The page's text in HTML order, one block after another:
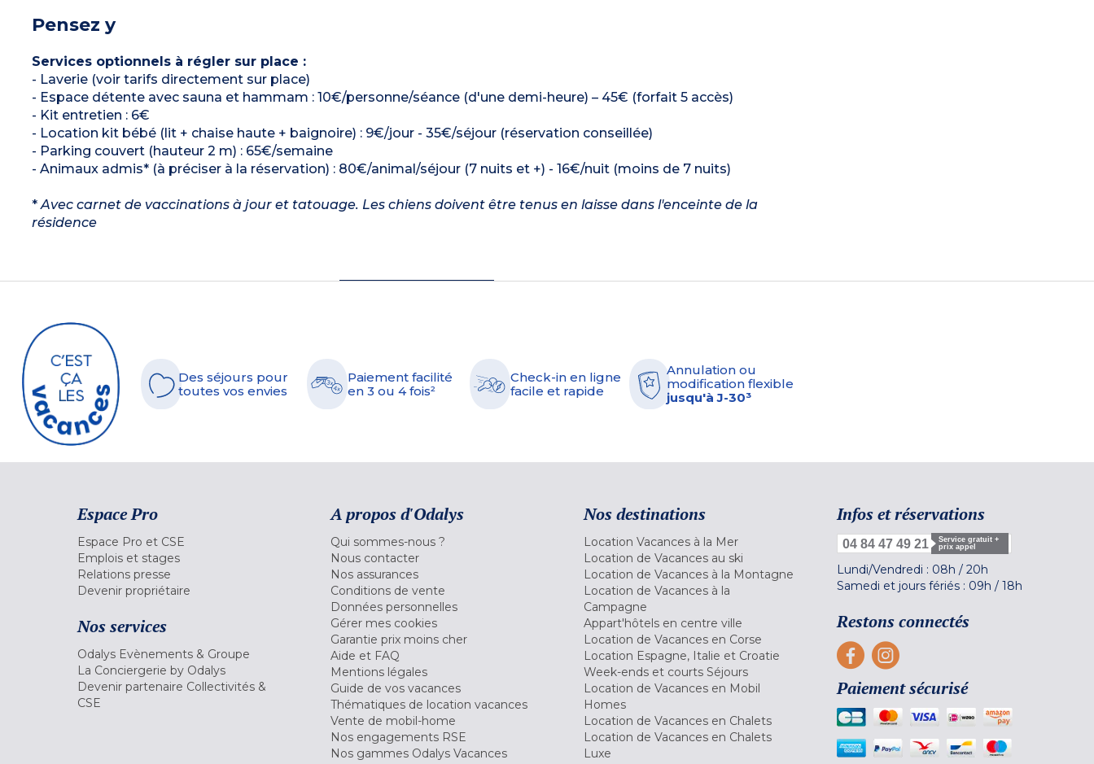
Pensez y
Services optionnels à régler sur place :
- Laverie (voir tarifs directement sur place)
- Espace détente avec sauna et hammam : 10€/personne/séance (d'une demi-heure) – 45€ (forfait 5 accès)
- Kit entretien : 6€
- Location kit bébé (lit + chaise haute + baignoire) : 9€/jour - 35€/séjour (réservation conseillée)
- Parking couvert (hauteur 2 m) : 65€/semaine
- Animaux admis* (à préciser à la réservation) : 80€/animal/séjour (7 nuits et +) - 16€/nuit (moins de 7 nuits)
*Avec carnet de vaccinations à jour et tatouage. Les chiens doivent être tenus en laisse dans l'enceinte de la
résidence
Des séjours pour
toutes vos envies
Paiement facilité
en 3 ou 4 fois²
Check-in en ligne
facile et rapide
Annulation ou
modification flexible
jusqu'à J-30³
Espace Pro
Espace Pro et CSE
Emplois et stages
Relations presse
Devenir propriétaire
Nos services
Odalys Evènements & Groupe
La Conciergerie by Odalys
Devenir partenaire Collectivités &
CSE
A propos d'Odalys
Qui sommes-nous ?
Nous contacter
Nos assurances
Conditions de vente
Données personnelles
Gérer mes cookies
Garantie prix moins cher
Aide et FAQ
Mentions légales
Guide de vos vacances
Thématiques de location vacances
Vente de mobil-home
Nos engagements RSE
Nos gammes Odalys Vacances
Nos destinations
Location Vacances à la Mer
Location de Vacances au ski
Location de Vacances à la Montagne
Location de Vacances à la
Campagne
Appart'hôtels en centre ville
Location de Vacances en Corse
Location Espagne, Italie et Croatie
Week-ends et courts Séjours
Location de Vacances en Mobil
Homes
Location de Vacances en Chalets
Location de Vacances en Chalets
Luxe
Infos et réservations
04 84 47 49 21
Service gratuit +
prix appel
Lundi/Vendredi : 08h / 20h
Samedi et jours fériés : 09h / 18h
Restons connectés
Paiement sécurisé